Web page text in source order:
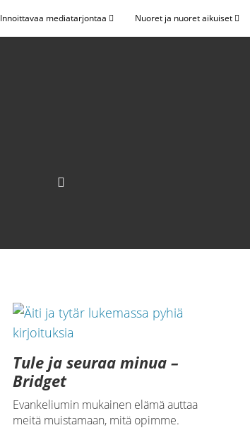
Innoittavaa mediatarjontaa Nuoret ja nuoret aikuiset
Tule ja seuraa minua –
Bridget
Evankeliumin mukainen elämä auttaa
meitä muistamaan, mitä opimme.